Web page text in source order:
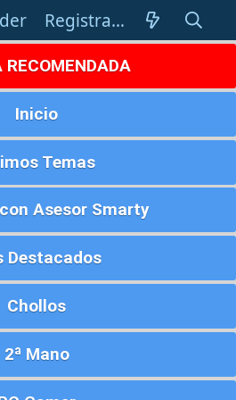
Registrarse
RECOMENDADA
Inicio
Temas
Asesor Smarty
Destacados
Chollos
2ª Mano